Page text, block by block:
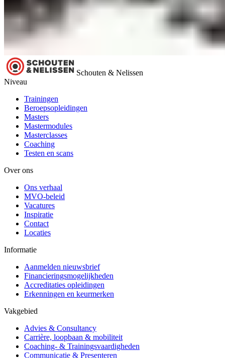
Schouten & Nelissen
Niveau
Trainingen
Beroepsopleidingen
Masters
Mastermodules
Masterclasses
Coaching
Testen en scans
Over ons
Ons verhaal
MVO-beleid
Vacatures
Inspiratie
Contact
Locaties
Informatie
Aanmelden nieuwsbrief
Financieringsmogelijkheden
Accreditaties opleidingen
Erkenningen en keurmerken
Vakgebied
Advies & Consultancy
Carrière, loopbaan & mobiliteit
Coaching- & Trainingsvaardigheden
Communicatie & Presenteren